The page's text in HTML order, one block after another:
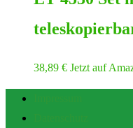
38,89 € Jetzt auf